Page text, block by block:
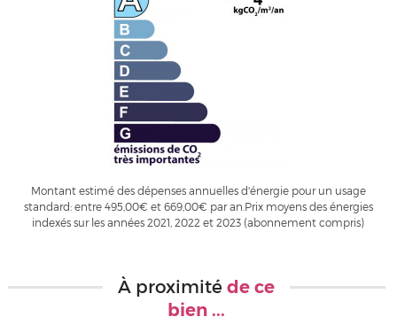
Montant estimé des dépenses annuelles d'énergie pour un usage
standard: entre 495,00€ et 669,00€ par an.Prix moyens des énergies
indexés sur les années 2021, 2022 et 2023 (abonnement compris)
À proximitéde ce
bien ...